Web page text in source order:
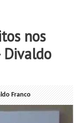
nos
Divaldo
Franco